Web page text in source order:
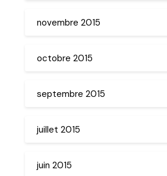
novembre 2015
octobre 2015
septembre 2015
juillet 2015
juin 2015